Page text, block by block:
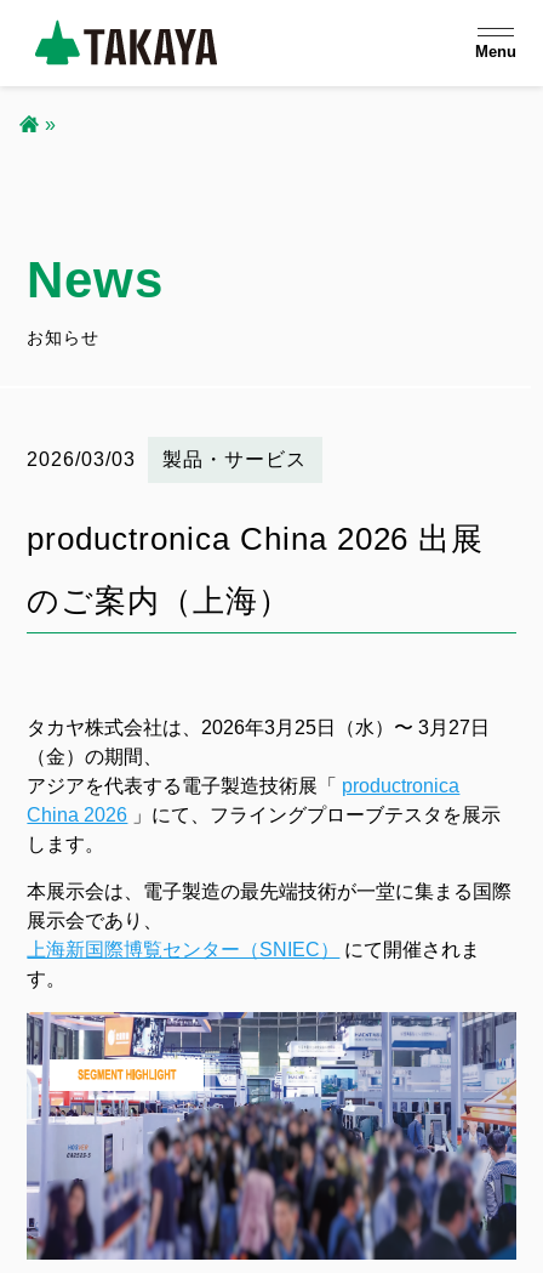
Menu
く
ず
News
お知らせ
2026/03/03
お
ら
分
製品・サービス
productronica China 2026 出展
のご案内（上海）
タカヤ株式会社は、2026年3月25日（水）〜 3月27日
（金）の期間、
アジアを代表する電子製造技術展「 productronica
China 2026 」にて、フライングプローブテスタを展示
します。
本展示会は、電子製造の最先端技術が一堂に集まる国際
展示会であり、
上海新国際博覧センター（SNIEC）
にて開催されま
す。